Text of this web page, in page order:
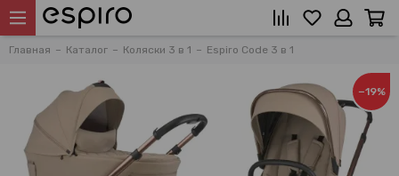
Главная Каталог Коляски 3 в 1 Espiro Code 3 в 1
−19%